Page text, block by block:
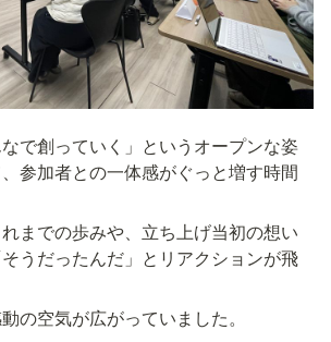
なで創っていく」というオープンな姿
参加者との一体感がぐっと増す時間
までの歩みや、立ち上げ当初の想い
うだったんだ」とリアクションが飛
の空気が広がっていました。